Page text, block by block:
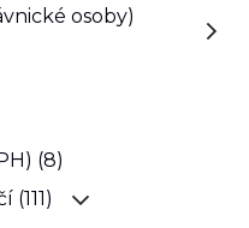
osoby)
(8)